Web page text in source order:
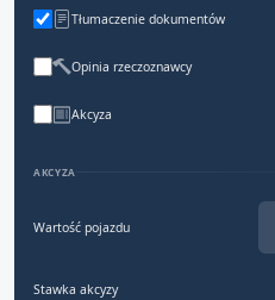
Tłumaczenie dokumentów
Opinia rzeczoznawcy
Akcyza
AKCYZA
Wartość pojazdu
Stawka akcyzy